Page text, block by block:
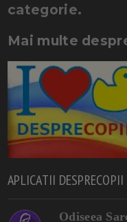
categorie.
Mai multe
APLICATII DESPRECOPII
Odiseea